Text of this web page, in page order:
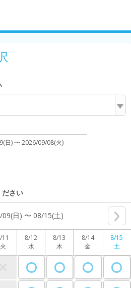
日) 〜2026/09/08(火)
ださい
日) 〜 08/15(土)
11
火
8/12
水
8/13
木
8/14
金
8/15
土